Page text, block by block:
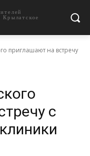
Крылатское
приглашают на встречу
с